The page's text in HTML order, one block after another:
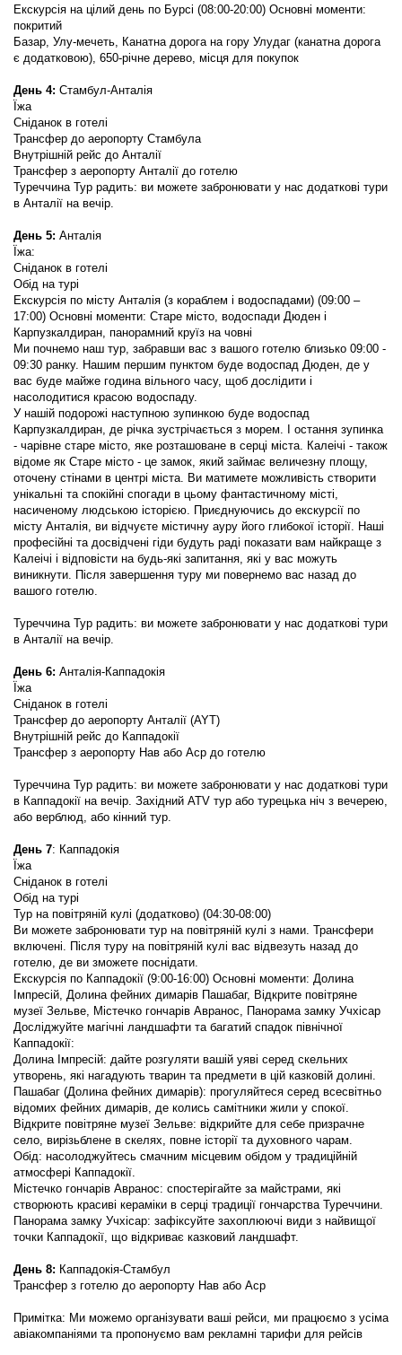
Екскурсія на цілий день по Бурсі (08:00-20:00) Основні моменти:
покритий
Базар, Улу-мечеть, Канатна дорога на гору Улудаг (канатна дорога
є додатковою), 650-річне дерево, місця для покупок
День 4: Стамбул-Анталія
Їжа
Сніданок в готелі
Трансфер до аеропорту Стамбула
Внутрішній рейс до Анталії
Трансфер з аеропорту Анталії до готелю
Туреччина Тур радить: ви можете забронювати у нас додаткові тури
в Анталії на вечір.
День 5: Анталія
Їжа:
Сніданок в готелі
Обід на турі
Екскурсія по місту Анталія (з кораблем і водоспадами) (09:00 –
17:00) Основні моменти: Старе місто, водоспади Дюден і
Карпузкалдиран, панорамний круїз на човні
Ми почнемо наш тур, забравши вас з вашого готелю близько 09:00 -
09:30 ранку. Нашим першим пунктом буде водоспад Дюден, де у
вас буде майже година вільного часу, щоб дослідити і
насолодитися красою водоспаду.
У нашій подорожі наступною зупинкою буде водоспад
Карпузкалдиран, де річка зустрічається з морем. І остання зупинка
- чарівне старе місто, яке розташоване в серці міста. Калеічі - також
відоме як Старе місто - це замок, який займає величезну площу,
оточену стінами в центрі міста. Ви матимете можливість створити
унікальні та спокійні спогади в цьому фантастичному місті,
насиченому людською історією. Приєднуючись до екскурсії по
місту Анталія, ви відчуєте містичну ауру його глибокої історії. Наші
професійні та досвідчені гіди будуть раді показати вам найкраще з
Калеічі і відповісти на будь-які запитання, які у вас можуть
виникнути. Після завершення туру ми повернемо вас назад до
вашого готелю.
Туреччина Тур радить: ви можете забронювати у нас додаткові тури
в Анталії на вечір.
День 6: Анталія-Каппадокія
Їжа
Сніданок в готелі
Трансфер до аеропорту Анталії (AYT)
Внутрішній рейс до Каппадокії
Трансфер з аеропорту Нав або Аср до готелю
Туреччина Тур радить: ви можете забронювати у нас додаткові тури
в Каппадокії на вечір. Західний ATV тур або турецька ніч з вечерею,
або верблюд, або кінний тур.
День 7: Каппадокія
Їжа
Сніданок в готелі
Обід на турі
Тур на повітряній кулі (додатково) (04:30-08:00)
Ви можете забронювати тур на повітряній кулі з нами. Трансфери
включені. Після туру на повітряній кулі вас відвезуть назад до
готелю, де ви зможете поснідати.
Екскурсія по Каппадокії (9:00-16:00) Основні моменти: Долина
Імпресій, Долина фейних димарів Пашабаг, Відкрите повітряне
музеї Зельве, Містечко гончарів Авранос, Панорама замку Учхісар
Досліджуйте магічні ландшафти та багатий спадок північної
Каппадокії:
Долина Імпресій: дайте розгуляти вашій уяві серед скельних
утворень, які нагадують тварин та предмети в цій казковій долині.
Пашабаг (Долина фейних димарів): прогуляйтеся серед всесвітньо
відомих фейних димарів, де колись самітники жили у спокої.
Відкрите повітряне музеї Зельве: відкрийте для себе призрачне
село, вирізьблене в скелях, повне історії та духовного чарам.
Обід: насолоджуйтесь смачним місцевим обідом у традиційній
атмосфері Каппадокії.
Містечко гончарів Авранос: спостерігайте за майстрами, які
створюють красиві кераміки в серці традиції гончарства Туреччини.
Панорама замку Учхісар: зафіксуйте захоплюючі види з найвищої
точки Каппадокії, що відкриває казковий ландшафт.
День 8: Каппадокія-Стамбул
Трансфер з готелю до аеропорту Нав або Аср
Примітка: Ми можемо організувати ваші рейси, ми працюємо з усіма
авіакомпаніями та пропонуємо вам рекламні тарифи для рейсів